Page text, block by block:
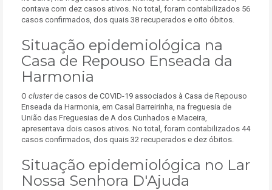
contava com dez casos ativos. No total, foram contabilizados 56
casos confirmados, dos quais 38 recuperados e oito óbitos.
Situação epidemiológica na
Casa de Repouso Enseada da
Harmonia
O clusterde casos de COVID-19 associados à Casa de Repouso
Enseada da Harmonia, em Casal Barreirinha, na freguesia de
União das Freguesias de A dos Cunhados e Maceira,
apresentava dois casos ativos. No total, foram contabilizados 44
casos confirmados, dos quais 32 recuperados e dez óbitos.
Situação epidemiológica no Lar
Nossa Senhora D'Ajuda